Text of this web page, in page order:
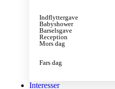
Indflyttergave
Babyshower
Barselsgave
Reception
Mors dag
Fars dag
Interesser